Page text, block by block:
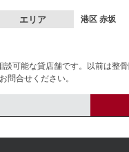
エリア 港区赤坂
可能な貸店舗です。以前は整
合せください。